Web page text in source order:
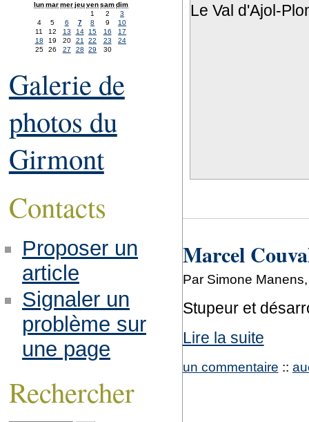
Le Val d'Ajol-
Marcel
Par Simone
Stupeur et
Lire la suite
un commentaire ::
lunmarmerjeuvensamdim
1
2
3
4
5 6 7 8 9
10
11
12 13 14 15 16
17
18
19 20 21 22 23
24
25
26 27 28 29 30
Galerie de
photos du
Girmont
Contacts
Proposer un
article
Signaler un
problème sur
une page
Rechercher